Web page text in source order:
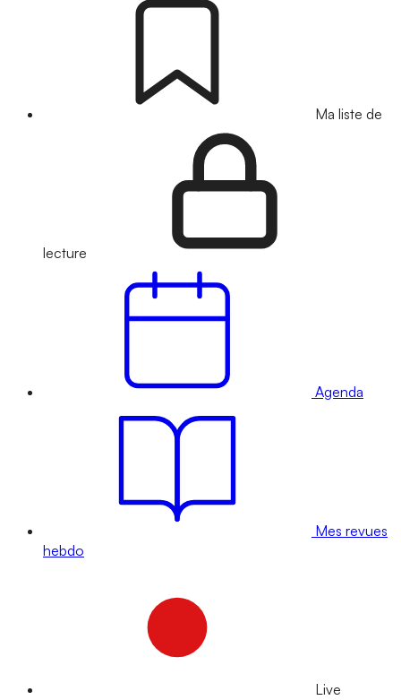
Ma liste de
lecture
Agenda
Mes revues
hebdo
Live